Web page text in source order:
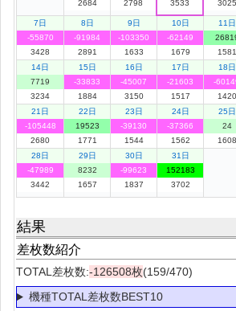
2684
2798
3533
3025
7日
-55870
3428
8日
-91984
2891
9日
-103350
1633
10日
-62149
1679
11日
1581
14日
7719
3234
15日
-33833
1884
16日
-45007
3150
17日
-21603
1517
18日
-
1420
21日
-105448
2680
22日
19523
1771
23日
-39130
1544
24日
-37366
1562
25日
24
1608
28日
-47989
3442
29日
8232
1657
30日
-99623
1837
31日
152183
3702
結果
差枚数紹介
TOTAL差枚数:-126508枚(159/470)
機種TOTAL差枚数BEST10